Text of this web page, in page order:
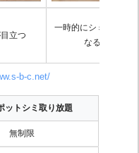
立つ
一時的にシミが濃く
なる
b-c.net/
ットシミ取り放題
無制限